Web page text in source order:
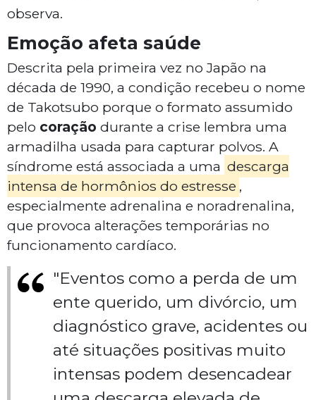
observa.
Emoção afeta saúde
Descrita pela primeira vez no Japão na
década de 1990, a condição recebeu o nome
de Takotsubo porque o formato assumido
pelo coração durante a crise lembra uma
armadilha usada para capturar polvos. A
síndrome está associada a uma descarga
intensa de hormônios do estresse ,
especialmente adrenalina e noradrenalina,
que provoca alterações temporárias no
funcionamento cardíaco.
"Eventos como a perda de um
ente querido, um divórcio, um
diagnóstico grave, acidentes ou
até situações positivas muito
intensas podem desencadear